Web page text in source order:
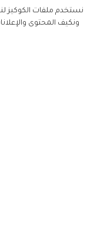
نستخدم ملفات الكوكيز
ونكيف المحتوى